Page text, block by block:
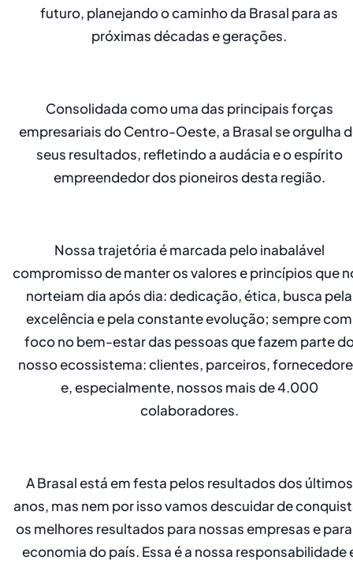
futuro, planejando o caminho da Brasal para as
próximas décadas e gerações.
Consolidada como uma das principais forças
empresariais do Centro-Oeste, a Brasal se orgulha
seus resultados, refletindo a audácia e o espírito
empreendedor dos pioneiros desta região.
Nossa trajetória é marcada pelo inabalável
compromisso de manter os valores e princípios que
norteiam dia após dia: dedicação, ética, busca pela
excelência e pela constante evolução; sempre com
foco no bem-estar das pessoas que fazem parte
nosso ecossistema: clientes, parceiros,
e, especialmente, nossos mais de 4.000
colaboradores.
A Brasal está em festa pelos resultados dos últimos
anos, mas nem por isso vamos descuidar de
os melhores resultados para nossas empresas e
economia do país. Essa é a nossa responsabilidade